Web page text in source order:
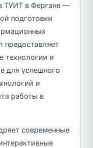
ТУИТ в Фергане —
подготовки
предоставляет
технологии и
для успешного
и
работы в
современные